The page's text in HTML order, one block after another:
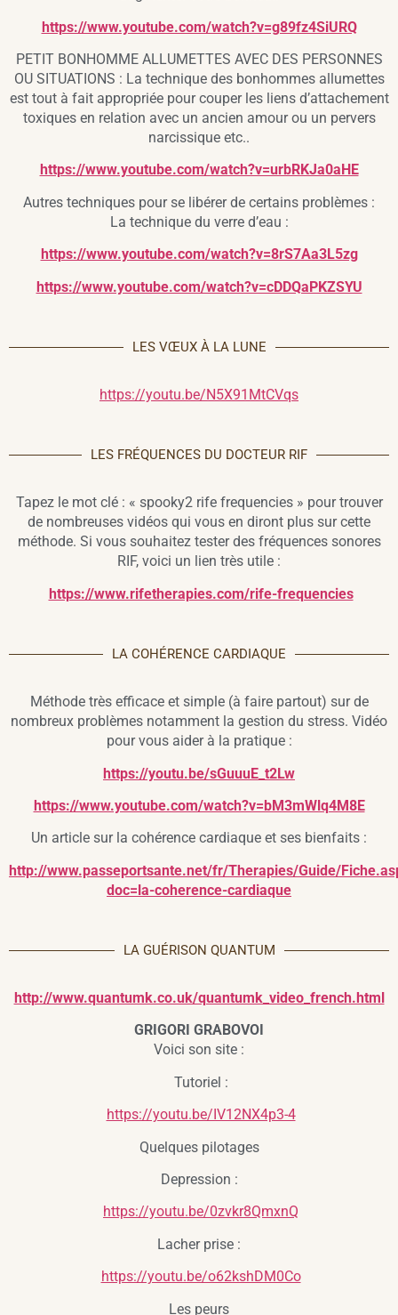
https://www.youtube.com/watch?v=g89fz4SiURQ
PETIT BONHOMME ALLUMETTES AVEC DES PERSONNES
OU SITUATIONS : La technique des bonhommes allumettes
est tout à fait appropriée pour couper les liens d’attachement
toxiques en relation avec un ancien amour ou un pervers
narcissique etc..
https://www.youtube.com/watch?v=urbRKJa0aHE
Autres techniques pour se libérer de certains problèmes :
La technique du verre d’eau :
https://www.youtube.com/watch?v=8rS7Aa3L5zg
https://www.youtube.com/watch?v=cDDQaPKZSYU
LES VŒUX À LA LUNE
https://youtu.be/N5X91MtCVqs
LES FRÉQUENCES DU DOCTEUR RIF
Tapez le mot clé : « spooky2 rife frequencies » pour trouver
de nombreuses vidéos qui vous en diront plus sur cette
méthode. Si vous souhaitez tester des fréquences sonores
RIF, voici un lien très utile :
https://www.rifetherapies.com/rife-frequencies
LA COHÉRENCE CARDIAQUE
Méthode très efficace et simple (à faire partout) sur de
nombreux problèmes notamment la gestion du stress. Vidéo
pour vous aider à la pratique :
https://youtu.be/sGuuuE_t2Lw
https://www.youtube.com/watch?v=bM3mWlq4M8E
Un article sur la cohérence cardiaque et ses bienfaits :
http://www.passeportsante.net/fr/Therapies/Guide/
doc=la-coherence-cardiaque
LA GUÉRISON QUANTUM
http://www.quantumk.co.uk/quantumk_video_french.html
GRIGORI GRABOVOI
Voici son site :
Tutoriel :
https://youtu.be/IV12NX4p3-4
Quelques pilotages
Depression :
https://youtu.be/0zvkr8QmxnQ
Lacher prise :
https://youtu.be/o62kshDM0Co
Les peurs